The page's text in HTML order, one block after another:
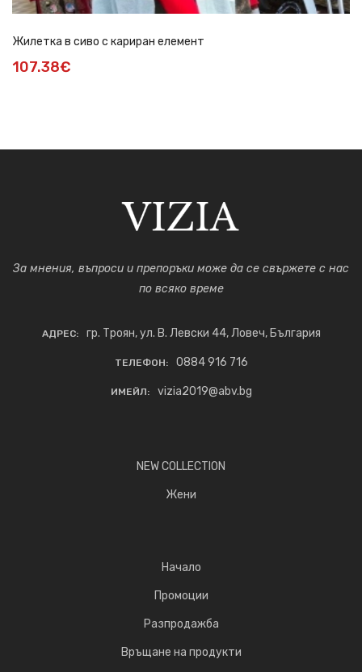
Жилетка в сиво с кариран елемент
107.38€
За мнения, въпроси и препоръки може да се свържете с нас
по всяко време
АДРЕС: гр. Троян, ул. В. Левски 44, Ловеч, България
ТЕЛЕФОН: 0884 916 716
ИМЕЙЛ: vizia2019@abv.bg
NEW COLLECTION
Жени
Начало
Промоции
Разпродажба
Връщане на продукти